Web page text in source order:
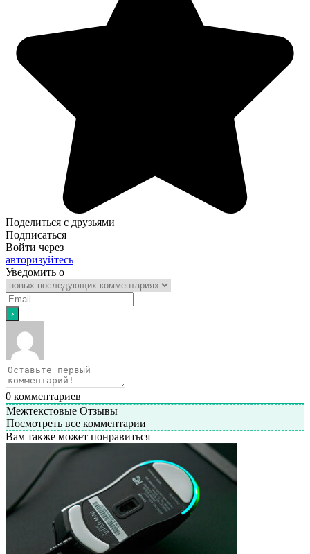
Поделиться с друзьями
Подписаться
Войти через
авторизуйтесь
Уведомить о
0 комментариев
Межтекстовые Отзывы
Посмотреть все комментарии
Вам также может понравиться